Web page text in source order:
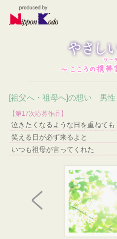
[祖父へ・祖母へ]の想い 男
【第17次応募作品】
泣きたくなるような日を重ねても
笑える日が必ず来るよと
いつも祖母が言ってくれた